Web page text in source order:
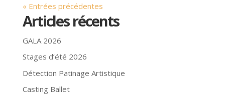
« Entrées précédentes
Articles récents
GALA 2026
Stages d’été 2026
Détection Patinage Artistique
Casting Ballet